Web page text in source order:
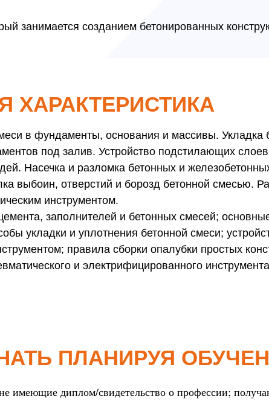
занимается созданием бетонированных
ХАРАКТЕРИСТИКА
в фундаменты, основания и массивы. Укладка
под залив. Устройство подстилающих
Насечка и разломка бетонных и
выбоин, отверстий и борозд бетонной смесью.
инструментом.
заполнителей и бетонных смесей;
укладки и уплотнения бетонной смеси;
правила сборки опалубки простых
и электрифицированного
ПЛАНИРУЯ
имеющие диплом/свидетельство о профессии;